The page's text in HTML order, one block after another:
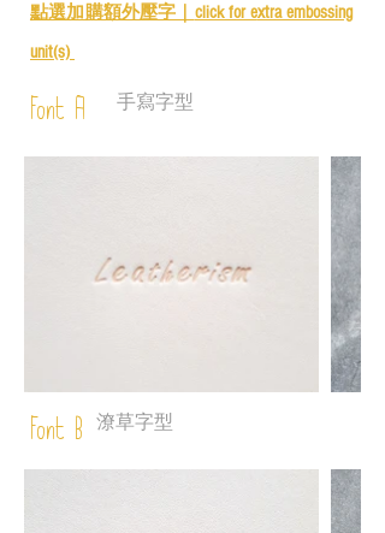
點選加購額外壓字｜ click for extra embossing
unit(s)
Font A 手寫字型
Font B 潦草字型